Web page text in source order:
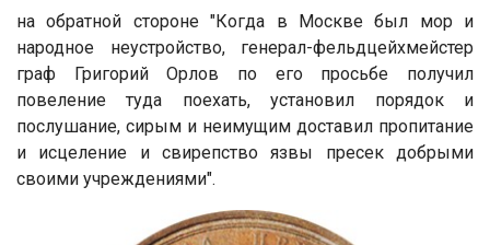
на обратной стороне "Когда в Москве был мор и
народное неустройство, генерал-фельдцейхмейстер
граф Григорий Орлов по его просьбе получил
повеление туда поехать, установил порядок и
послушание, сирым и неимущим доставил пропитание
и исцеление и свирепство язвы пресек добрыми
своими учреждениями".